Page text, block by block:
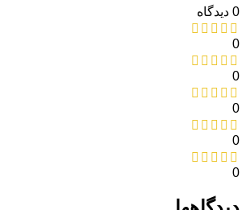
0 دیدگاه
0
0
0
0
0